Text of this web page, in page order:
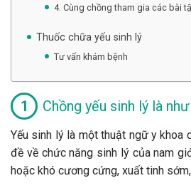
4. Cùng chồng tham gia các bài
Thuốc chữa yếu sinh lý
Tư vấn khám bệnh
Chồng yếu sinh lý là
Yếu sinh lý là một thuật ngữ y khoa
đề về chức năng sinh lý của nam
hoặc khó cương cứng, xuất tinh